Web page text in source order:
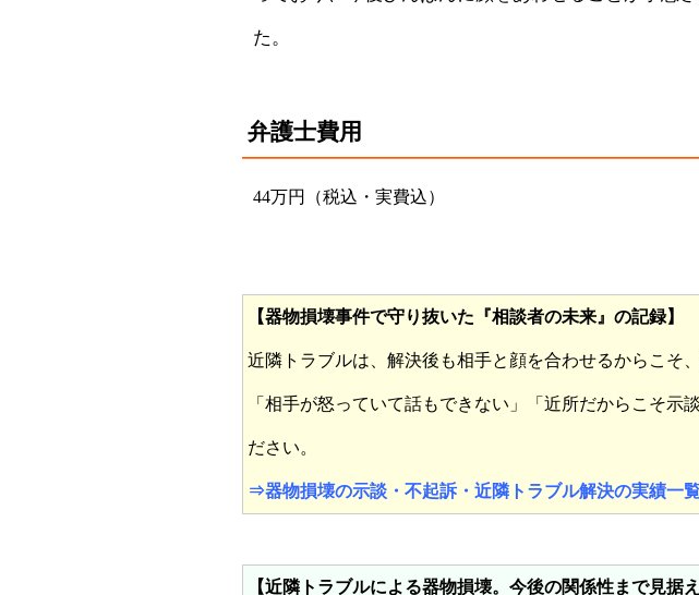
た。
弁護士費用
44万円（税込・実費込）
【器物損壊事件で守り抜いた『相談者の未来』の記録】
近隣トラブルは、解決後も相手と顔を合わせるからこそ
「相手が怒っていて話もできない」「近所だからこそ
ださい。
⇒器物損壊の示談・不起訴・近隣トラブル解決の実績一
【近隣トラブルによる器物損壊。今後の関係性まで見据